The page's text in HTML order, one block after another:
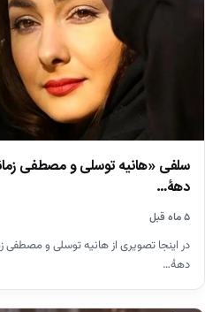
سلفی «هانیه توسلی و مصطفی
دهۀ…
۵ ماه قبل
در اینجا تصویری از هانیه توسلی و مصطفی
دهۀ…